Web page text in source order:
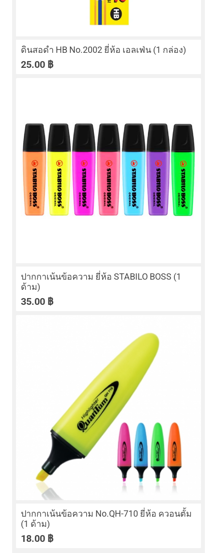
ดินสอดำ HB No.2002 ยี่ห้อ เอลเฟ่น (1 กล่อง)
25.00 ฿
ปากกาเน้นข้อความ ยี่ห้อ STABILO BOSS (1
ด้าม)
35.00 ฿
ปากกาเน้นข้อความ No.QH-710 ยี่ห้อ ควอนตั้ม
(1 ด้าม)
18.00 ฿